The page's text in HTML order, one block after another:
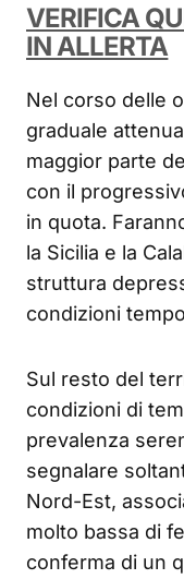
VERIFICA
IN ALLERTA
Nel corso delle
graduale
maggior parte
con il
in quota.
la Sicilia e la
struttura
condizioni
Sul resto del
condizioni di
prevalenza
segnalare
Nord-Est,
molto bassa di
conferma di un